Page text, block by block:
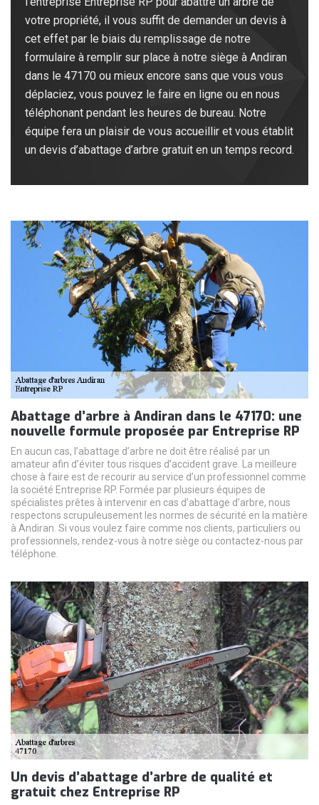
votre propriété, il vous suffit de demander un devis à
cet effet par le biais du remplissage de notre
formulaire à remplir sur place à notre siège à Andiran
dans le 47170 ou mieux encore sans que vous vous
déplaciez, vous pouvez le faire en ligne ou en nous
téléphonant pendant les heures de bureau. Notre
équipe fera un plaisir de vous accueillir et vous établit
un devis d’abattage d’arbre gratuit en un temps record.
Abattage d’arbre à Andiran dans le 47170: une
nouvelle formule proposée par Entreprise RP
En aucun cas, l’abattage d’arbre ne doit être réalisé par un
amateur afin d’éviter tous risques d’accident grave. La meilleure
chose à faire est de recourir au service d’un professionnel comme
la société Entreprise RP. Formée par plusieurs équipes de
spécialistes prêtes à intervenir en cas d’abattage d’arbre, nous
respectons scrupuleusement les normes de sécurité en la matière
à Andiran. Si vous voulez faire comme nos clients, particuliers ou
professionnels, rendez-vous à notre siège ou contactez-nous par
téléphone.
Un devis d’abattage d’arbre de qualité et
gratuit chez Entreprise RP